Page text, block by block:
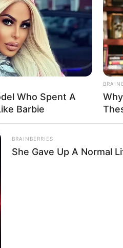
Para ter copos de
utilizando a
Who Spent A
Barbie
BRAINBERRIES
She Gave Up A Normal